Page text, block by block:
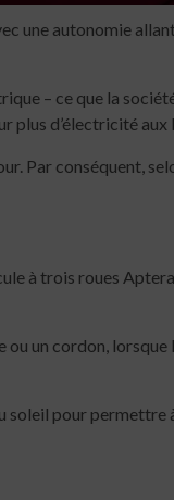
autonomie
– ce que la
plus d’électricité aux
Par conséquent,
à trois roues
un cordon,
pour